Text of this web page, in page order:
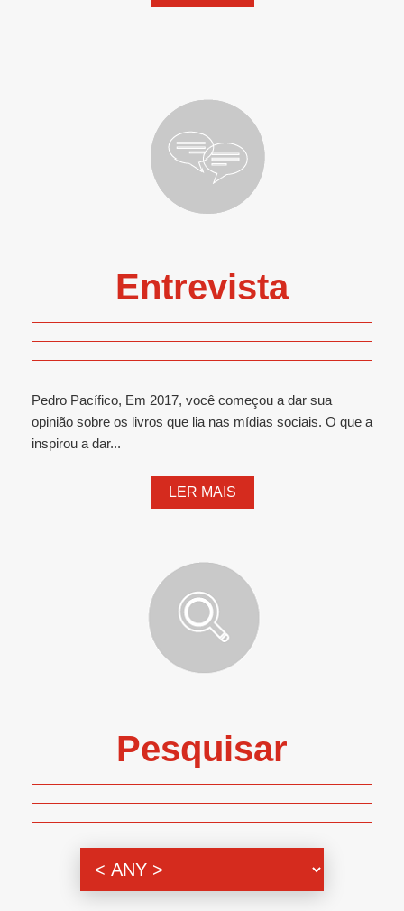
Entrevista
Pedro Pacífico, Em 2017, você começou a dar sua
opinião sobre os livros que lia nas mídias sociais. O que a
inspirou a dar...
LER MAIS
Pesquisar